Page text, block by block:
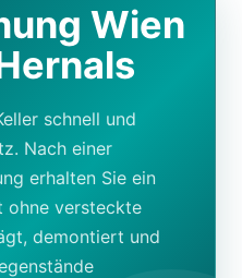
Wien
schnell und
Nach einer
erhalten Sie ein
ohne versteckte
demontiert und